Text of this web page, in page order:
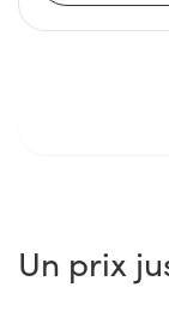
Un prix